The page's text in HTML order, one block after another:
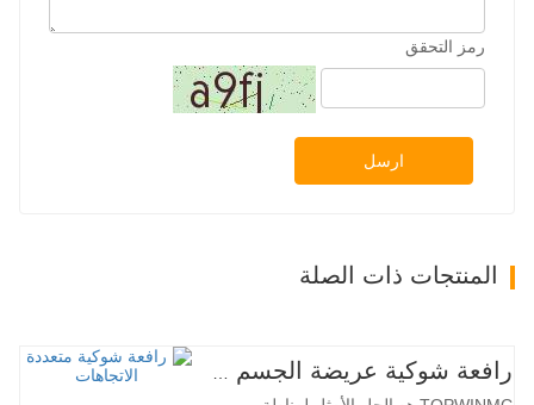
رمز التحقق
ارسل
المنتجات ذات الصلة